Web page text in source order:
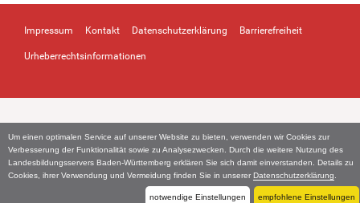
Um einen optimalen Service auf unserer Website zu bieten, verwenden wir Cookies zur
Verbesserung der Funktionalität sowie zu Analysezwecken. Durch die weitere Nutzung des
Landesbildungsservers Baden-Württemberg erklären Sie sich damit einverstanden. Details zu
Cookies, ihrer Verwendung und Vermeidung finden Sie in unserer Datenschutzerklärung
notwendige Einstellungen empfohlene Einstellungen
G
ö
Impressum Kontakt Datenschutzerklärung Barrierefreiheit
Urheberrechtsinformationen